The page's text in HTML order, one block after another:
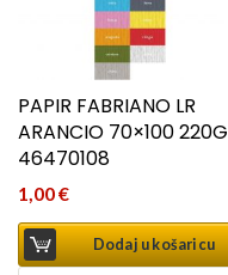
PAPIR FABRIANO LR
ARANCIO 70×100 220G
46470108
1,00€
Dodaj u košaricu